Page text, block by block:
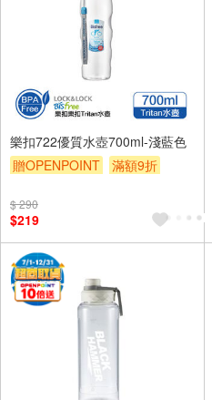
樂扣722優質水壺700ml-淺藍色
贈OPENPOINT
滿額9折
$ 290
$219